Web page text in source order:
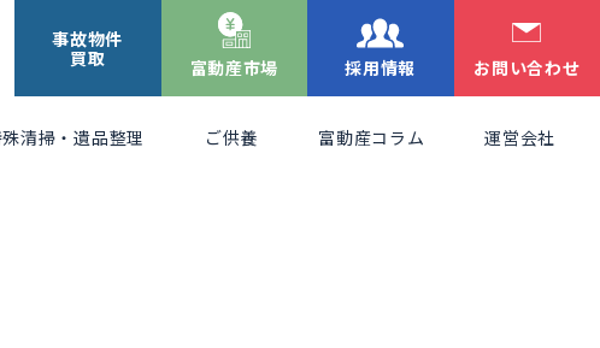
清掃・遺品整理 ご供養 富動産コラム 運営会社
事故物件
買取
富動産市場 採用情報 お問い合わせ